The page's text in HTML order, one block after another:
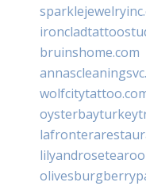
bruinshome.com